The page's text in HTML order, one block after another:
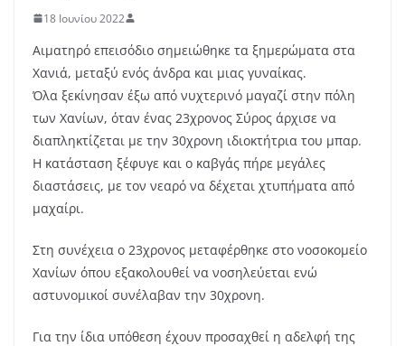
18 Ιουνίου 2022
Αιματηρό επεισόδιο σημειώθηκε τα ξημερώματα στα
Χανιά, μεταξύ ενός άνδρα και μιας γυναίκας.
Όλα ξεκίνησαν έξω από νυχτερινό μαγαζί στην πόλη
των Χανίων, όταν ένας 23χρονος Σύρος άρχισε να
διαπληκτίζεται με την 30χρονη ιδιοκτήτρια του μπαρ.
Η κατάσταση ξέφυγε και ο καβγάς πήρε μεγάλες
διαστάσεις, με τον νεαρό να δέχεται χτυπήματα από
μαχαίρι.
Στη συνέχεια ο 23χρονος μεταφέρθηκε στο νοσοκομείο
Χανίων όπου εξακολουθεί να νοσηλεύεται ενώ
αστυνομικοί συνέλαβαν την 30χρονη.
Για την ίδια υπόθεση έχουν προσαχθεί η αδελφή της